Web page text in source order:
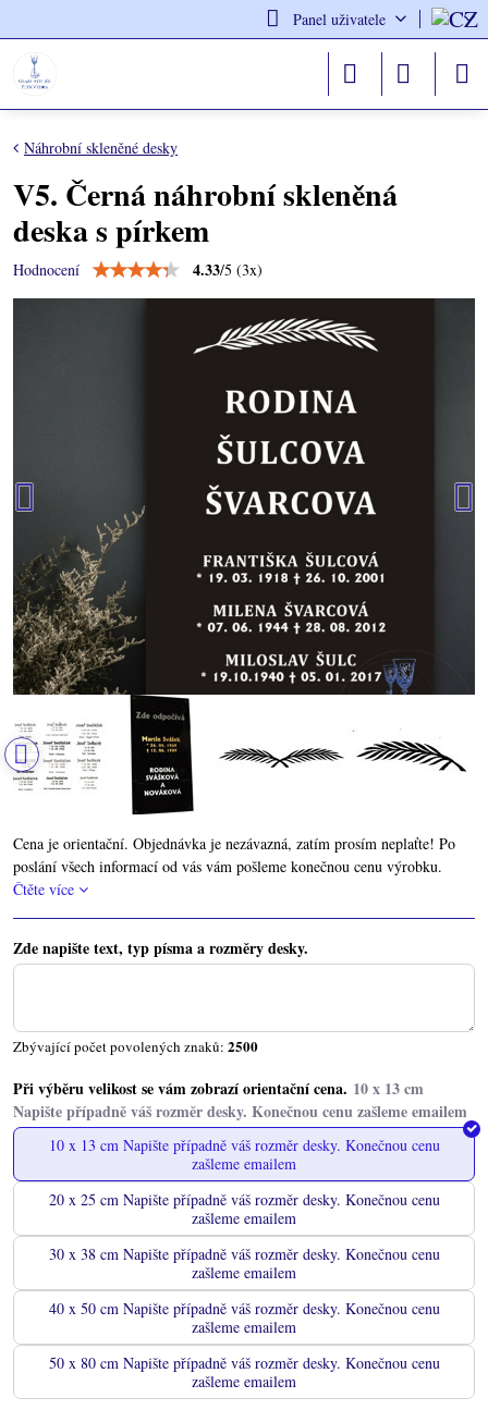
Panel uživatele
Náhrobní skleněné desky
V5. Černá náhrobní skleněná
deska s pírkem
Hodnocení 4.33/5 (3x)
Cena je orientační. Objednávka je nezávazná, zatím prosím neplaťte! Po
poslání všech informací od vás vám pošleme konečnou cenu výrobku.
Čtěte více
Zde napište text, typ písma a rozměry desky.
Zbývající počet povolených znaků: 2500
Při výběru velikost se vám zobrazí orientační cena.
10 x 13 cm Napište případně váš rozměr desky. Konečnou cenu
zašleme emailem
20 x 25 cm Napište případně váš rozměr desky. Konečnou cenu
zašleme emailem
30 x 38 cm Napište případně váš rozměr desky. Konečnou cenu
zašleme emailem
40 x 50 cm Napište případně váš rozměr desky. Konečnou cenu
zašleme emailem
50 x 80 cm Napište případně váš rozměr desky. Konečnou cenu
zašleme emailem